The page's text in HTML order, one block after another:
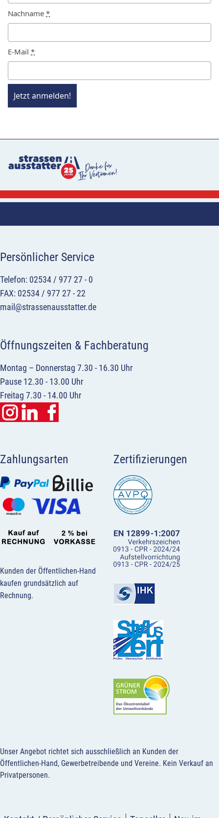
Nachname *
E-Mail *
Jetzt anmelden!
Persönlicher Service
Telefon: 02534 / 977 27 - 0
FAX: 02534 / 977 27 - 22
mail@strassenausstatter.de
Öffnungszeiten & Fachberatung
Montag – Donnerstag 7.30 - 16.30 Uhr
Pause 12.30 - 13.00 Uhr
Freitag 7.30 - 14.00 Uhr
Zahlungsarten
Kunden der Öffentlichen-Hand
kaufen grundsätzlich auf
Rechnung.
Zertifizierungen
Unser Angebot richtet sich ausschließlich an Kunden der
Öffentlichen-Hand, Gewerbetreibende und Vereine. Kein Verkauf an
Privatpersonen.